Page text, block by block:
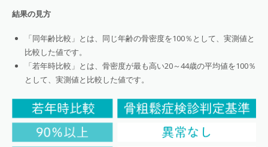
結果の見方
「同年齢比較」とは、同じ年齢の骨密度を100％として、実測値と
比較した値です。
「若年時比較」とは、骨密度が最も高い20～44歳の平均値を100％
として、実測値と比較した値です。